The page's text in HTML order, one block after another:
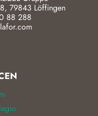
79843 Löffingen
88 288